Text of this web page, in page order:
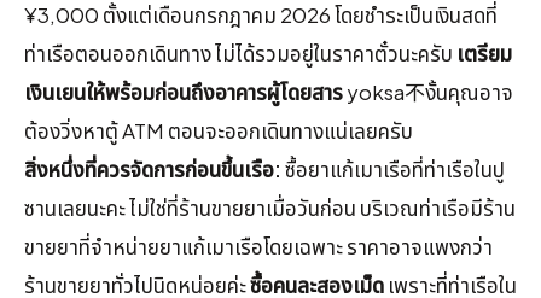
¥3,000 ตั้งแต่เดือนกรกฎาคม 2026 โดยชำระเป็นเงินสดที่
ท่าเรือตอนออกเดินทาง ไม่ได้รวมอยู่ในราคาตั๋วนะครับ เตรียม
เงินเยนให้พร้อมก่อนถึงอาคารผู้โดยสารyoksa不งั้นคุณอาจ
ต้องวิ่งหาตู้ ATM ตอนจะออกเดินทางแน่เลยครับ
สิ่งหนึ่งที่ควรจัดการก่อนขึ้นเรือ: ซื้อยาแก้เมาเรือที่ท่าเรือในปู
ซานเลยนะคะ ไม่ใช่ที่ร้านขายยาเมื่อวันก่อน บริเวณท่าเรือมีร้าน
ขายยาที่จำหน่ายยาแก้เมาเรือโดยเฉพาะ ราคาอาจแพงกว่า
ร้านขายยาทั่วไปนิดหน่อยค่ะซื้อคนละสองเม็ด เพราะที่ท่าเรือใน